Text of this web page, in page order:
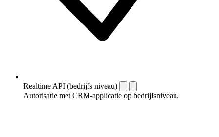
Realtime API (bedrijfs niveau)
Autorisatie met CRM-applicatie op bedrijfsniveau.